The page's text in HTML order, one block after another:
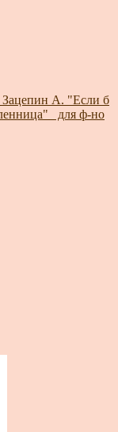
Зацепин А. "Если б
для ф-но